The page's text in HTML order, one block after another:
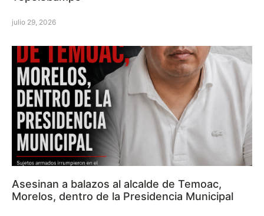
julio 29, 2026
Asesinan a balazos al alcalde de Temoac,
Morelos, dentro de la Presidencia Municipal